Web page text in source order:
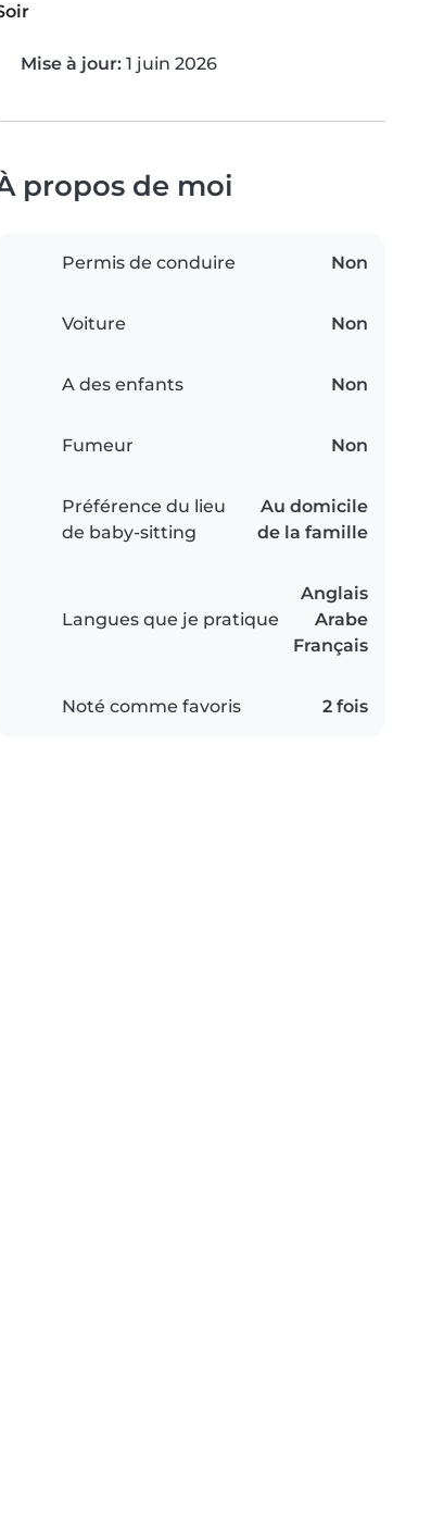
Mise à jour: 1 juin 2026
propos de moi
Permis de conduire Non
Voiture Non
A des enfants Non
Fumeur Non
Préférence du lieu
de baby-sitting
Au domicile
de la famille
Langues que je pratique
Anglais
Arabe
Français
Noté comme favoris 2 fois